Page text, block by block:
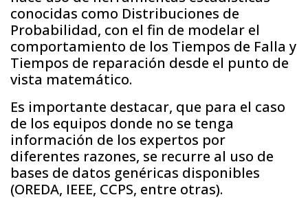
conocidas como Distribuciones de
Probabilidad, con el fin de modelar el
comportamiento de los Tiempos de Falla y
Tiempos de reparación desde el punto de
vista matemático.
Es importante destacar, que para el caso
de los equipos donde no se tenga
información de los expertos por
diferentes razones, se recurre al uso de
bases de datos genéricas disponibles
(OREDA, IEEE, CCPS, entre otras).